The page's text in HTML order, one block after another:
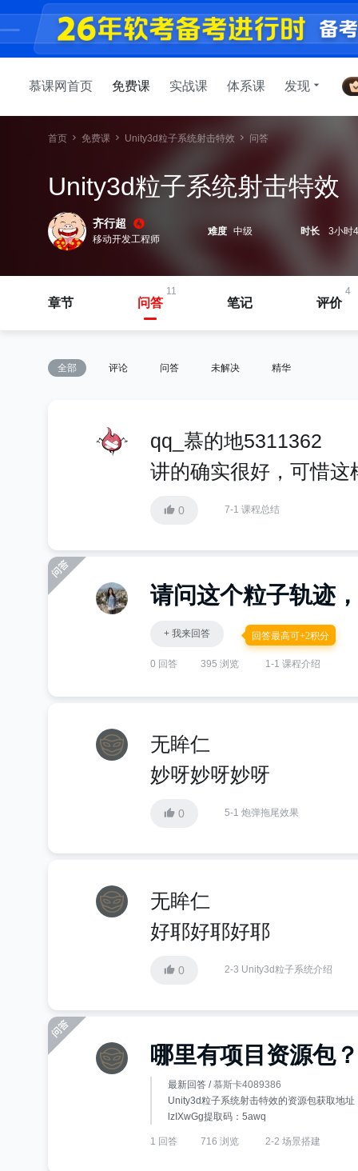
慕课网首页 免费课 实战课 体系课 发现
首页 免费课 Unity3d粒子系统射击特效 问答
Unity3d粒子系统射击特效
齐行超
移动开发工程师
难度 中级 时长 3小时
章节
11
问答 笔记
4
评价
全部 评论 问答 未解决 精华
qq_慕的地5311362
讲的确实很好，可惜这
0 7-1 课程总结
请问这个粒子轨迹
+ 我来回答 回答最高可+2积分
0 回答 395 浏览 1-1 课程介绍
无眸仁
妙呀妙呀妙呀
0 5-1 炮弹拖尾效果
无眸仁
好耶好耶好耶
0 2-3 Unity3d粒子系统介绍
哪里有项目资源包
最新回答 /慕斯卡4089386
Unity3d粒子系统射击特效的资源包获取地
lzIXwGg提取码：5awq
1 回答 716 浏览 2-2 场景搭建